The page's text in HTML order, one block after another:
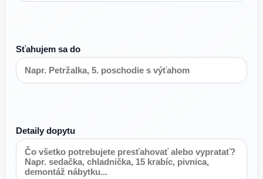
Sťahujem sa do
Detaily dopytu